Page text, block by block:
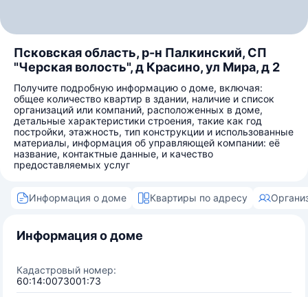
Псковская область, р-н Палкинский, СП
"Черская волость", д Красино, ул Мира, д 2
Получите подробную информацию о доме, включая:
общее количество квартир в здании, наличие и список
организаций или компаний, расположенных в доме,
детальные характеристики строения, такие как год
постройки, этажность, тип конструкции и использованные
материалы, информация об управляющей компании: её
название, контактные данные, и качество
предоставляемых услуг
Информация о доме Квартиры по адресу
Информация о доме
Кадастровый номер:
60:14:0073001:73